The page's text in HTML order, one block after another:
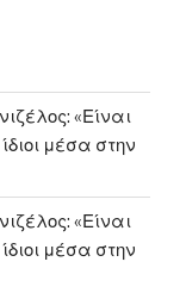
«Είναι
μέσα στην
«Είναι
μέσα στην